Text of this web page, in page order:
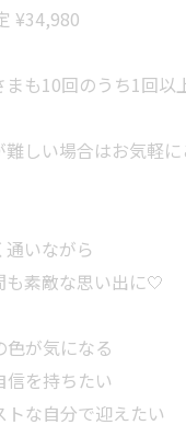
¥34,980
も10回のうち1回以
難しい場合はお気軽
いながら
素敵な思い出に🤍
が気になる
を持ちたい
な自分で迎えたい